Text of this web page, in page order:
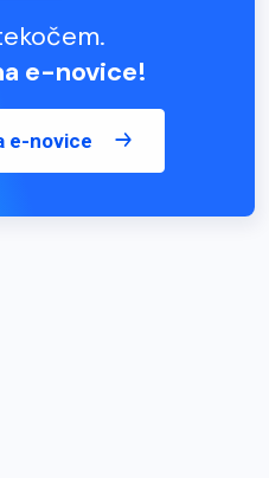
e-novice!
e-novice